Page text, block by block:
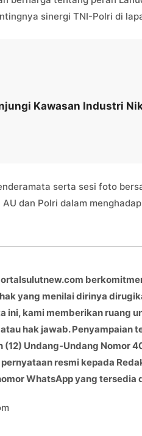
sinergi TNI-Polri di
Kawasan Industri
serta sesi foto
dan Polri dalam
yang menilai dirinya
ini, kami memberikan ruang
hak jawab. Penyampaian
Undang-Undang Nomor
resmi kepada
WhatsApp yang tersedia